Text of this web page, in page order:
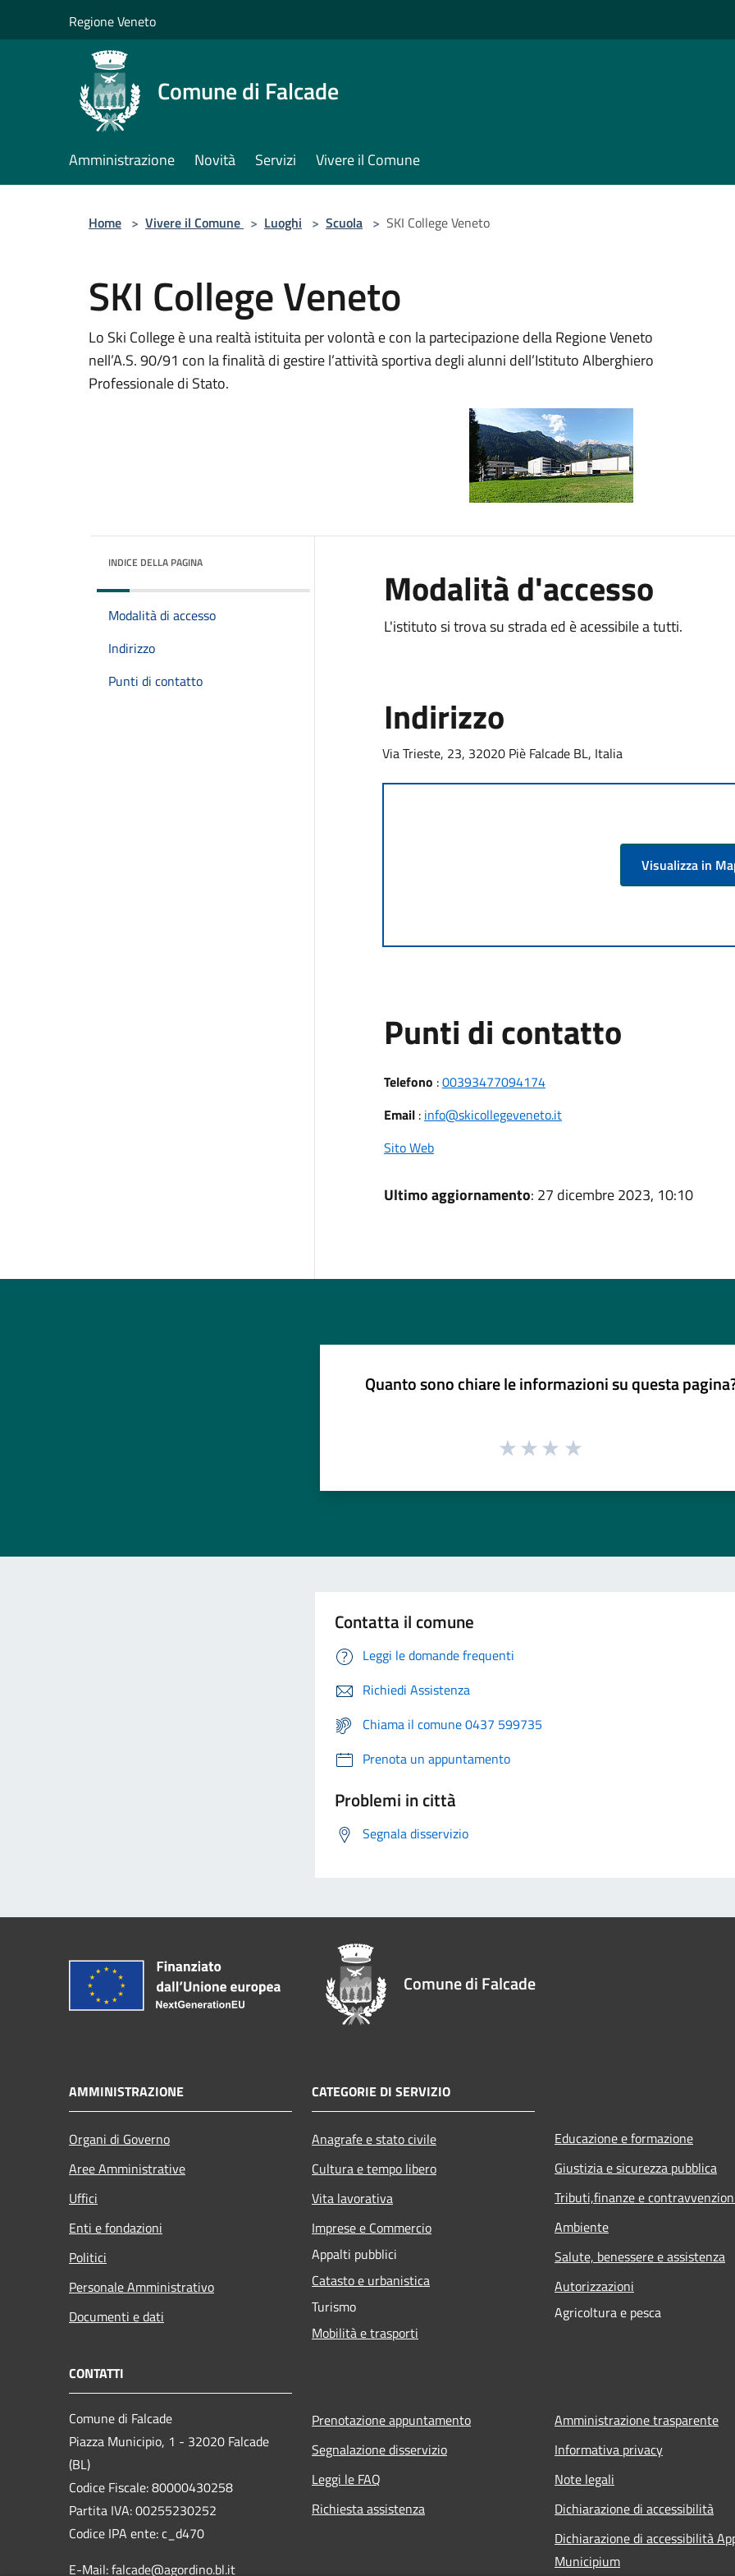
Regione Veneto
Comune di Falcade
Amministrazione Novità Servizi Vivere il Comune
Home > Vivere il Comune > Luoghi > Scuola > SKI College Veneto
SKI College Veneto
Lo Ski College è una realtà istituita per volontà e con la partecipazione della Regione Veneto
nell’A.S. 90/91 con la finalità di gestire l’attività sportiva degli alunni dell’Istituto Alberghiero
Professionale di Stato.
INDICE DELLA PAGINA
Modalità di accesso
Indirizzo
Punti di contatto
Modalità d'accesso
L'istituto si trova su strada ed è acessibile a tutti.
Indirizzo
Via Trieste, 23, 32020 Piè Falcade BL, Italia
Visualizza in
Punti di contatto
Telefono :00393477094174
Email: info@skicollegeveneto.it
Sito Web
Ultimo aggiornamento: 27 dicembre 2023, 10:10
Quanto sono chiare le informazioni su questa
Contatta il comune
Leggi le domande frequenti
Richiedi Assistenza
Chiama il comune 0437 599735
Prenota un appuntamento
Problemi in città
Segnala disservizio
Comune di Falcade
AMMINISTRAZIONE
Organi di Governo
Aree Amministrative
Uffici
Enti e fondazioni
Politici
Personale Amministrativo
Documenti e dati
CATEGORIE DI SERVIZIO
Anagrafe e stato civile
Cultura e tempo libero
Vita lavorativa
Imprese e Commercio
Appalti pubblici
Catasto e urbanistica
Turismo
Mobilità e trasporti
Educazione e formazione
Giustizia e sicurezza pubblica
Tributi,finanze e
Ambiente
Salute, benessere e assistenza
Autorizzazioni
Agricoltura e pesca
CONTATTI
Comune di Falcade
Piazza Municipio, 1 - 32020 Falcade
(BL)
Codice Fiscale: 80000430258
Partita IVA: 00255230252
Codice IPA ente: c_d470
E-Mail: falcade@agordino.bl.it
Prenotazione appuntamento
Segnalazione disservizio
Leggi le FAQ
Richiesta assistenza
Amministrazione trasparente
Informativa privacy
Note legali
Dichiarazione di accessibilità
Dichiarazione di accessibilità
Municipium